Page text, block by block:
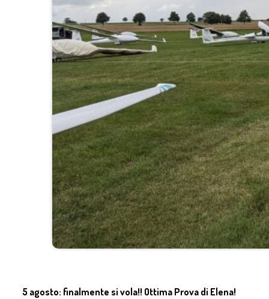
5 agosto: finalmente si vola!! Ottima Prova di Elena!